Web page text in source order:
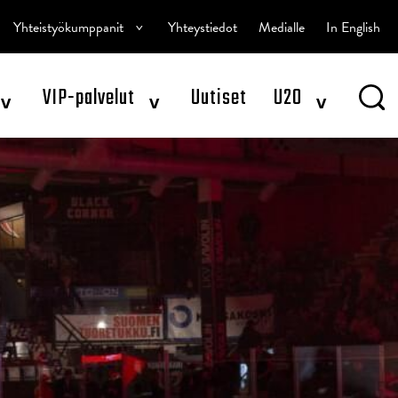
^ VIP-palvelut ^ Uutiset U20 ^
Yhteistyökumppanit ^ Yhteystiedot Medialle In English